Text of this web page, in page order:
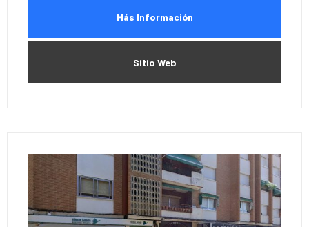
Más Información
Sitio Web